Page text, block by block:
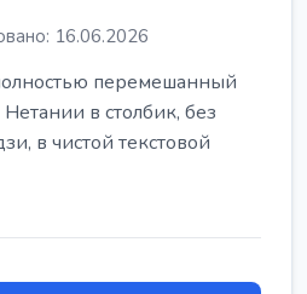
16.06.2026
перемешанный
в столбик, без
в чистой текстовой
производстве: